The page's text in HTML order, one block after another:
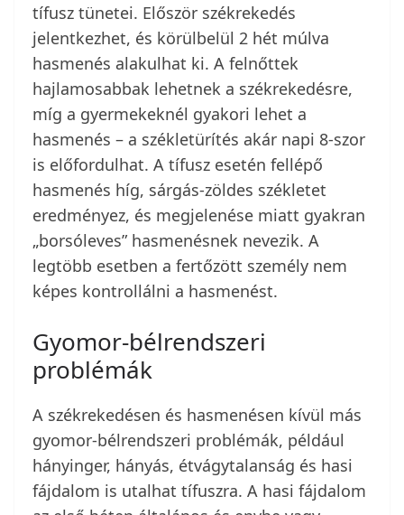
tífusz tünetei. Először székrekedés
jelentkezhet, és körülbelül 2 hét múlva
hasmenés alakulhat ki. A felnőttek
hajlamosabbak lehetnek a székrekedésre,
míg a gyermekeknél gyakori lehet a
hasmenés – a székletürítés akár napi 8-szor
is előfordulhat. A tífusz esetén fellépő
hasmenés híg, sárgás-zöldes székletet
eredményez, és megjelenése miatt gyakran
„borsóleves” hasmenésnek nevezik. A
legtöbb esetben a fertőzött személy nem
képes kontrollálni a hasmenést.
Gyomor-bélrendszeri
problémák
A székrekedésen és hasmenésen kívül más
gyomor-bélrendszeri problémák, például
hányinger, hányás, étvágytalanság és hasi
fájdalom is utalhat tífuszra. A hasi fájdalom